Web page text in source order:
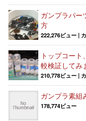
ガンプラパー
方
222,276ビュー |
トップコー
較検証してみ
210,778ビュー |
ガンプラ素組
178,774ビュー